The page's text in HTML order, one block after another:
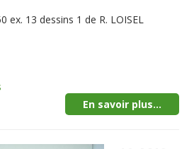
ex. 13 dessins 1 de R. LOISEL
En savoir plus...